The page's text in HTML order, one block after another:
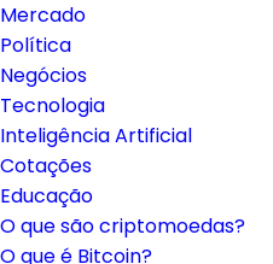
Mercado
Política
Negócios
Tecnologia
Inteligência Artificial
Cotações
Educação
O que são criptomoedas?
O que é Bitcoin?